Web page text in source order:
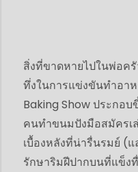
สิ่งที่ขาดหายไปในพ่อค
ทึ่งในการแข่งขันทำอา
Baking Show ประกอ
คนทำขนมปังมือสมัครเ
เบื้องหลังที่น่ารื่นรมย์ (
รักษาริมฝีปากบนที่แข็